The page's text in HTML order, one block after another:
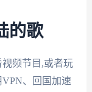
的歌
频节目,或者玩
、回国加速